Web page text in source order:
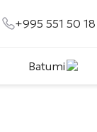
+995 551 50
Batumi